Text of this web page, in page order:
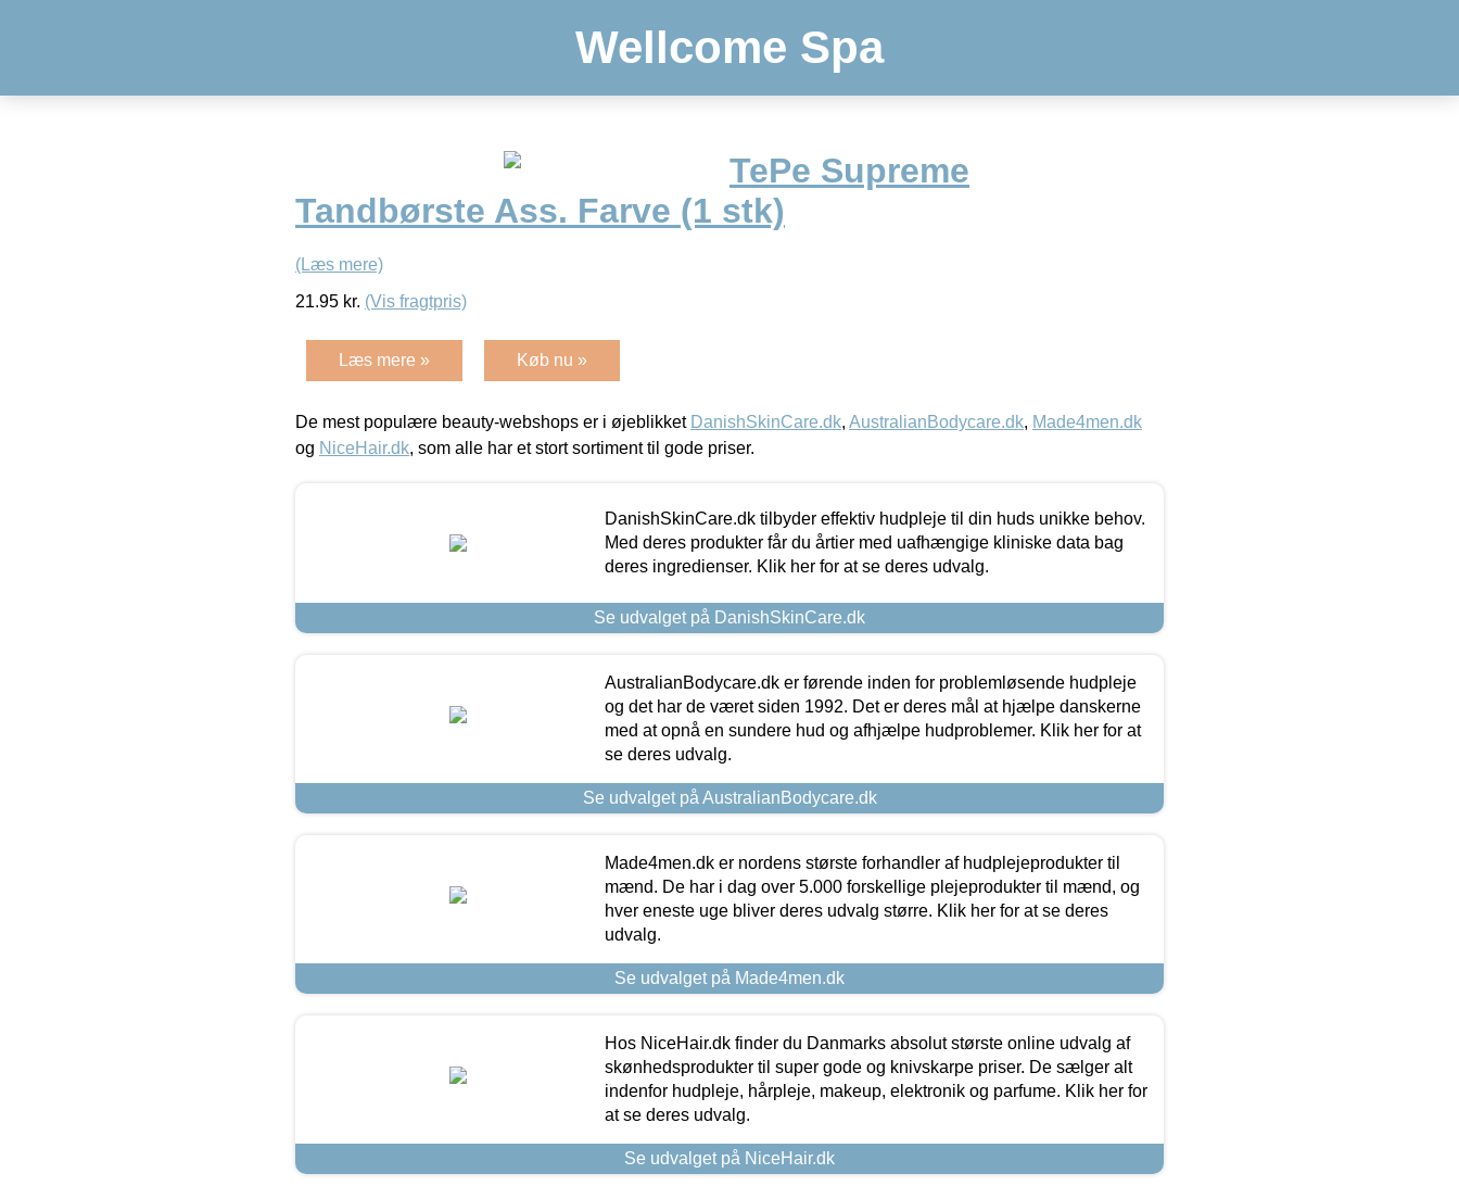
Wellcome Spa
TePe Supreme
Tandbørste Ass. Farve (1 stk)
(Læs mere)
21.95 kr. (Vis fragtpris)
Læs mere » Køb nu »
De mest populære beauty-webshops er i øjeblikket DanishSkinCare.dk, AustralianBodycare.dk, Made4men.dk
og NiceHair.dk, som alle har et stort sortiment til gode priser.
DanishSkinCare.dk tilbyder effektiv hudpleje til din huds unikke behov.
Med deres produkter får du årtier med uafhængige kliniske data bag
deres ingredienser. Klik her for at se deres udvalg.
Se udvalget på DanishSkinCare.dk
AustralianBodycare.dk er førende inden for problemløsende hudpleje
og det har de været siden 1992. Det er deres mål at hjælpe danskerne
med at opnå en sundere hud og afhjælpe hudproblemer. Klik her for at
se deres udvalg.
Se udvalget på AustralianBodycare.dk
Made4men.dk er nordens største forhandler af hudplejeprodukter til
mænd. De har i dag over 5.000 forskellige plejeprodukter til mænd, og
hver eneste uge bliver deres udvalg større. Klik her for at se deres
udvalg.
Se udvalget på Made4men.dk
Hos NiceHair.dk finder du Danmarks absolut største online udvalg af
skønhedsprodukter til super gode og knivskarpe priser. De sælger alt
indenfor hudpleje, hårpleje, makeup, elektronik og parfume. Klik her for
at se deres udvalg.
Se udvalget på NiceHair.dk